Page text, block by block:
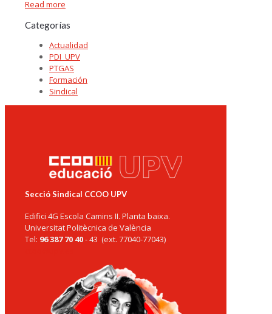
Read more
Categorías
Actualidad
PDI_UPV
PTGAS
Formación
Sindical
Secció Sindical CCOO UPV
Edifici 4G Escola Camins II. Planta baixa.
Universitat Politècnica de València
Tel: 96 387 70 40- 43 (ext. 77040-77043)